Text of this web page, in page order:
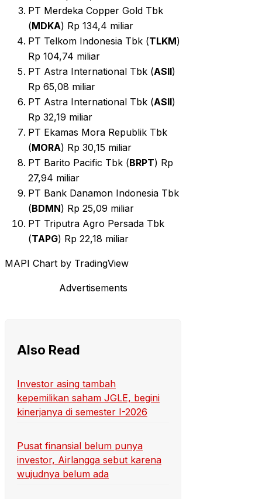
PT Merdeka Copper Gold Tbk
(MDKA) Rp 134,4 miliar
PT Telkom Indonesia Tbk (TLKM)
Rp 104,74 miliar
PT Astra International Tbk (ASII)
Rp 65,08 miliar
PT Astra International Tbk (ASII)
Rp 32,19 miliar
PT Ekamas Mora Republik Tbk
(MORA) Rp 30,15 miliar
PT Barito Pacific Tbk (BRPT) Rp
27,94 miliar
PT Bank Danamon Indonesia Tbk
(BDMN) Rp 25,09 miliar
PT Triputra Agro Persada Tbk
(TAPG) Rp 22,18 miliar
MAPI Chart by TradingView
Advertisements
Also Read
Investor asing tambah
kepemilikan saham JGLE, begini
kinerjanya di semester I-2026
Pusat finansial belum punya
investor, Airlangga sebut karena
wujudnya belum ada